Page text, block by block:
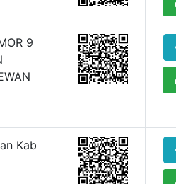
9
Kab